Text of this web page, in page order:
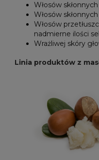
Włosów
Włosów
Włosów
nadmierne ilości
Wrażliwej skóry
Linia produktów z